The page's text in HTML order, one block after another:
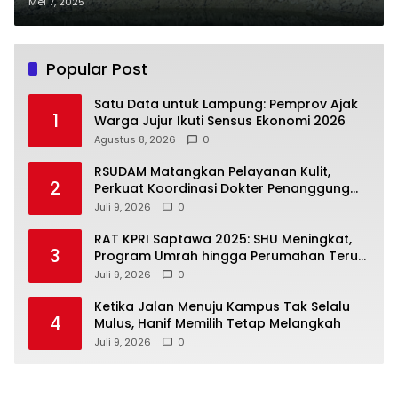
Tambak Sumur
Popular Post
1
Satu Data untuk Lampung: Pemprov Ajak
Warga Jujur Ikuti Sensus Ekonomi 2026
Agustus 8, 2026 0
2
RSUDAM Matangkan Pelayanan Kulit,
Perkuat Koordinasi Dokter Penanggung
Jawab Pasien
Juli 9, 2026 0
3
RAT KPRI Saptawa 2025: SHU Meningkat,
Program Umrah hingga Perumahan Terus
Dikembangkan
Juli 9, 2026 0
4
Ketika Jalan Menuju Kampus Tak Selalu
Mulus, Hanif Memilih Tetap Melangkah
Juli 9, 2026 0